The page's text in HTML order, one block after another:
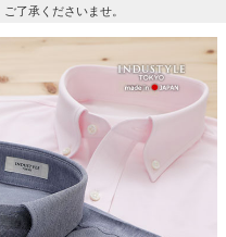
了承くださいませ。